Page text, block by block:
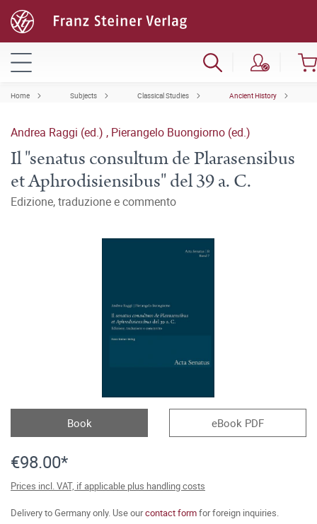
Home Subjects Classical Studies Ancient History
Andrea Raggi (ed.) , Pierangelo Buongiorno (ed.)
Il "senatus consultum de Plarasensibus
et Aphrodisiensibus" del 39 a. C.
Edizione, traduzione e commento
Book eBook PDF
€98.00*
Prices incl. VAT, if applicable plus handling costs
Delivery to Germany only. Use ourcontact formfor foreign inquiries.